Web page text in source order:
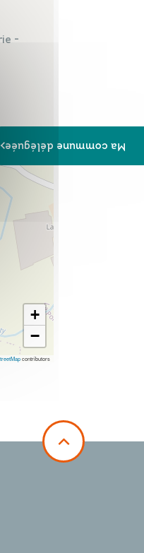
-
+
−
contributors
Ma commune déléguée